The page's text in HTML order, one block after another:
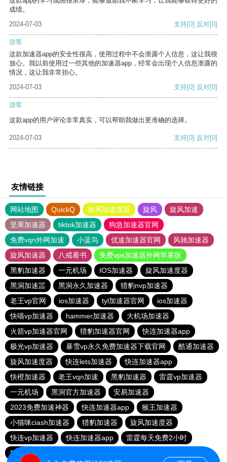
成绩。
2024-07-03
支持[0] 反对[0]
游客
这款加速器app的安全性很高，使用过程中不会泄露个人信息，这让我很
放心。我以前使用过一些其他的加速器app，经常会出现个人信息泄露的
情况，这让我非常担心。
2024-07-03
支持[0] 反对[0]
游客
这款app的用户评论非常真实，可以帮助我做出更准确的选择。
2024-07-03 支持[0] 反对[0]
友情链接
网站地图 QuickQ 旋风加速度器 旋风
旋风加速
坚果加速器
tiktok加速器
狗急加速器官网
免费vqn外网加速
小蓝鸟 优途加速器官网
风驰加速器
旋风加速器
八戒看书
免费vps加速器外网苹果版
黑豹加速器
一元机场 IOS加速器
旋风加速度器
黑洞加速噐
黑洞永久加速器
猎豹nvp加速器
老王vp官网
ios加速器 tyl加速器官网
ios加速器
快喵vp加速器
hammer加速器
大机场加速器
火箭vp加速器官网
猎豹加速器官网
快连加速器app
极光vp加速器
暴雪vp永久免费加速器下载官网
酷通加速器
旋风加速度器
快连lets加速器
快连加速器app
快橙加速器
老王vqn加速 黑豹加速器
雷霆vp加速器
一元机场
黑洞官方加速器
安易加速器
2023免费加速神器
快连加速器app
猴王加速器
小猫咪ciash加速器
猎豹加速器
旋风加速度器
快连vp加速器
快连加速器app
雷霆每天免费2小时
旋风加速度器